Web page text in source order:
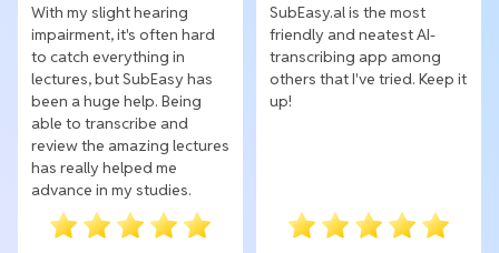
With my slight hearing
impairment, it's often hard
to catch everything in
lectures, but SubEasy has
been a huge help. Being
able to transcribe and
review the amazing lectures
has really helped me
advance in my studies.
SubEasy.al is the most
friendly and neatest AI-
transcribing app among
others that I've tried. Keep it
up!